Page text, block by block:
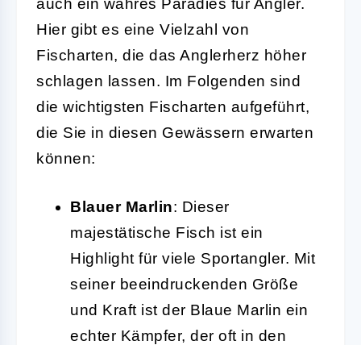
auch ein wahres Paradies für Angler.
Hier gibt es eine Vielzahl von
Fischarten, die das Anglerherz höher
schlagen lassen. Im Folgenden sind
die wichtigsten Fischarten aufgeführt,
die Sie in diesen Gewässern erwarten
können:
Blauer Marlin: Dieser
majestätische Fisch ist ein
Highlight für viele Sportangler. Mit
seiner beeindruckenden Größe
und Kraft ist der Blaue Marlin ein
echter Kämpfer, der oft in den